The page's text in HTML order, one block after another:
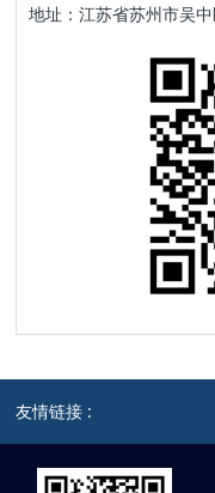
地址：江苏省苏州市吴
友情链接 :